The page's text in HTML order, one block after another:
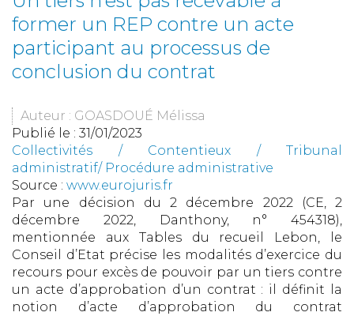
former un REP contre un acte
participant au processus de
conclusion du contrat
Auteur : GOASDOUÉ Mélissa
Publié le : 31/01/2023
Collectivités / Contentieux / Tribunal
administratif/ Procédure administrative
Source : www.eurojuris.fr
Par une décision du 2 décembre 2022 (CE, 2
décembre 2022, Danthony, n° 454318),
mentionnée aux Tables du recueil Lebon, le
Conseil d’Etat précise les modalités d’exercice du
recours pour excès de pouvoir par un tiers contre
un acte d’approbation d’un contrat : il définit la
notion d’acte d’approbation du contrat